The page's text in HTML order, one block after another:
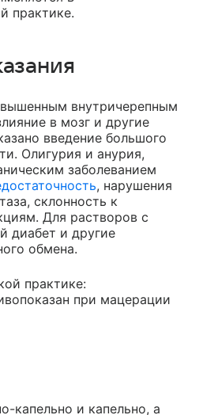
практике.
внутричерепным
в мозг и другие
введение большого
Олигурия и анурия,
заболеванием
, нарушения
склонность к
Для растворов с
диабет и другие
обмена.
практике:
при мацерации
капельно и капельно, а